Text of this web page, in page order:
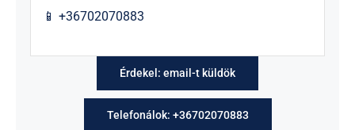
📱 +36702070883
Érdekel: email-t küldök
Telefonálok: +36702070883